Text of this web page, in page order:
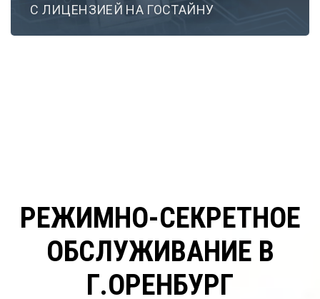
С ЛИЦЕНЗИЕЙ НА ГОСТАЙНУ
РЕЖИМНО-СЕКРЕТНОЕ
ОБСЛУЖИВАНИЕ В
Г.ОРЕНБУРГ